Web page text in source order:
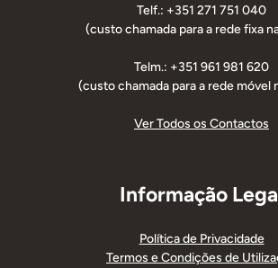
Telf.: +351 271 751 040
(custo chamada para a rede fixa
Telm.: +351 961 981 620
(custo chamada para a rede móvel
Ver Todos os Contactos
Informação
Política de Privacidade
Termos e Condições de